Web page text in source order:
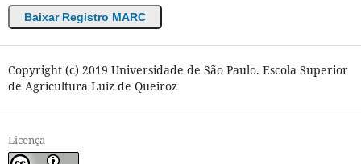
Baixar Registro MARC
Copyright (c) 2019 Universidade de São Paulo. Escola Superior
de Agricultura Luiz de Queiroz
Licença